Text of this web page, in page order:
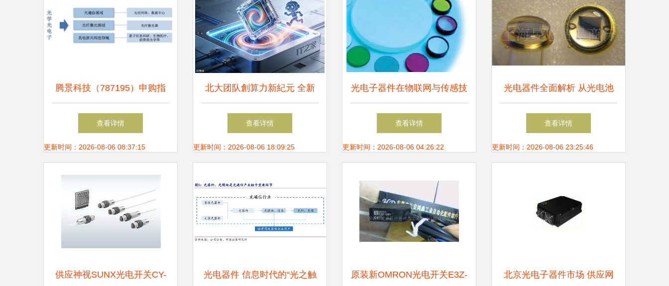
腾景科技（787195）申购指
南 时间节奏、上市前景与核
心竞争力分析
查看详情
更新时间：2026-08-06 08:37:15
北大团队創算力新紀元 全新
计算架构破解后摩尔时代光电
器件应用难题
查看详情
更新时间：2026-08-06 18:09:25
光电子器件在物联网与传感技
术中的关键作用与供应趋势
查看详情
更新时间：2026-08-06 04:26:22
光电器件全面解析 从光电池
走向光电传感器
查看详情
更新时间：2026-08-06 23:25:46
供应神视SUNX光电开关CY- 光电器件 信息时代的“光之触 原装新OMRON光电开关E3Z- 北京光电子器件市场 供应网